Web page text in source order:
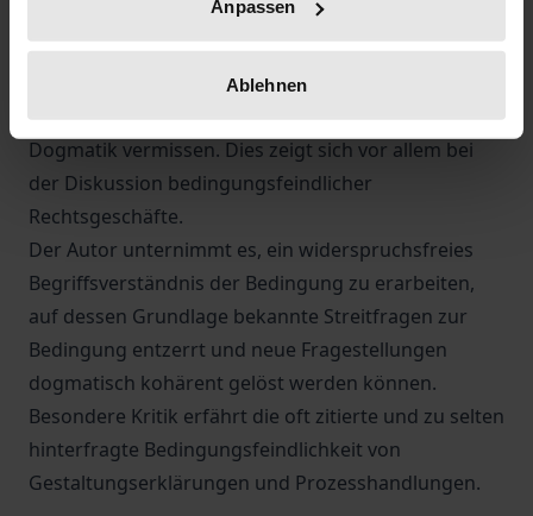
Anpassen
Ablehnen
konturiertes Begriffsverständnis der Bedingung
vorzufinden ist. Aufgrund dieser Unschärfe lässt die
rechtliche Auseinandersetzung mit
Bedingungskonstruktionen eine kohärente
Dogmatik vermissen. Dies zeigt sich vor allem bei
der Diskussion bedingungsfeindlicher
Rechtsgeschäfte.
Der Autor unternimmt es, ein widerspruchsfreies
Begriffsverständnis der Bedingung zu erarbeiten,
auf dessen Grundlage bekannte Streitfragen zur
Bedingung entzerrt und neue Fragestellungen
dogmatisch kohärent gelöst werden können.
Besondere Kritik erfährt die oft zitierte und zu selten
hinterfragte Bedingungsfeindlichkeit von
Gestaltungserklärungen und Prozesshandlungen.